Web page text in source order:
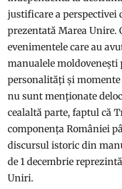
justificare a perspectivei
prezentată Marea Unire.
evenimentele care au
manualele
personalități și momente
nu sunt menționate
cealaltă parte, faptul că
componența României
discursul istoric din
de 1 decembrie
Uniri.